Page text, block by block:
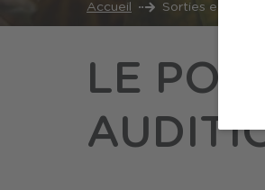
Accueil Sorties et loisirs
LE